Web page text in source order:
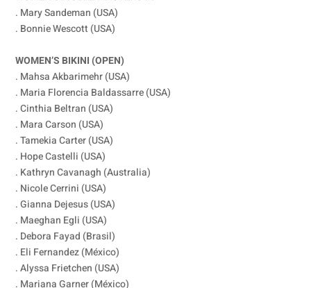
. Mary Sandeman (USA)
. Bonnie Wescott (USA)
WOMEN’S BIKINI (OPEN)
. Mahsa Akbarimehr (USA)
. Maria Florencia Baldassarre (USA)
. Cinthia Beltran (USA)
. Mara Carson (USA)
. Tamekia Carter (USA)
. Hope Castelli (USA)
. Kathryn Cavanagh (Australia)
. Nicole Cerrini (USA)
. Gianna Dejesus (USA)
. Maeghan Egli (USA)
. Debora Fayad (Brasil)
. Eli Fernandez (México)
. Alyssa Frietchen (USA)
. Mariana Garner (México)